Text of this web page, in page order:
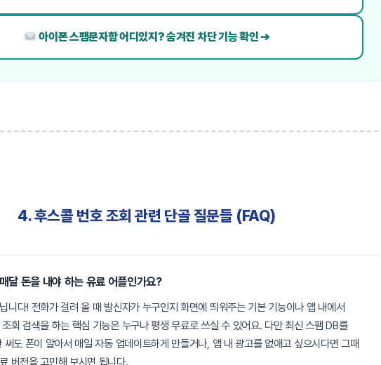
아이폰 스팸문자함 어디있지? 숨겨진 차단 기능 확인 ➔
4. 후스콜 번호 조회 관련 단골 질문들 (FAQ)
달 돈을 내야 하는 유료 어플인가요?
니다! 전화가 걸려 올 때 발신자가 누구인지 화면에 띄워주는 기본 기능이나 앱 내에서
회 검색을 하는 핵심 기능은 누구나 평생 무료로 쓰실 수 있어요. 다만 최신 스팸 DB를
써도 폰이 알아서 매일 자동 업데이트하게 만들거나, 앱 내 광고를 없애고 싶으시다면 그때
버전을 고민해 보시면 됩니다.